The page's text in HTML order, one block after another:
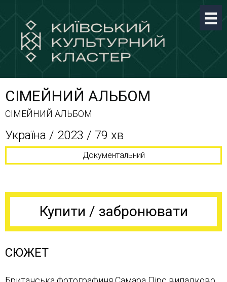
СІМЕЙНИЙ АЛЬБОМ
СІМЕЙНИЙ АЛЬБОМ
Україна / 2023 / 79 хв
Документальний
Купити / забронювати
СЮЖЕТ